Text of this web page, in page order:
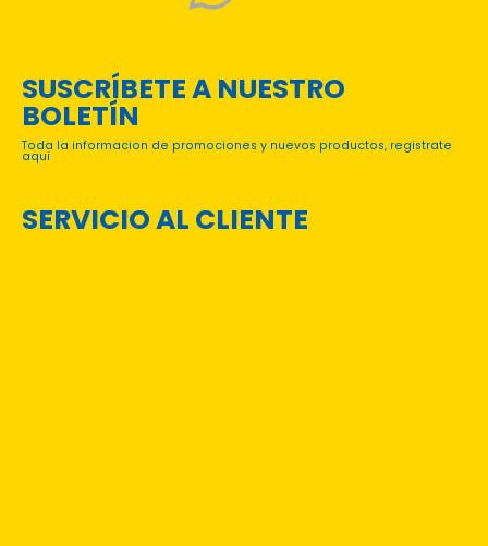
SUSCRÍBETE A NUESTRO
BOLETÍN
Toda la informacion de promociones y nuevos productos, registrate
aqui
SERVICIO AL CLIENTE